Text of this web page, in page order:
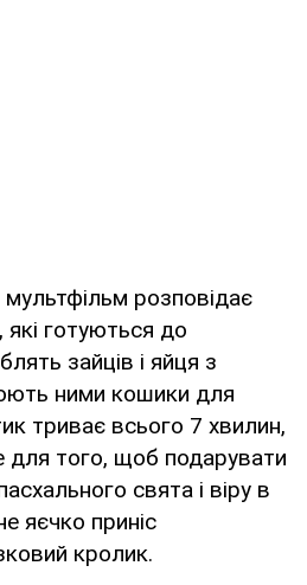
розповідає
готуються до
зайців і яйця з
ними кошики для
триває всього 7 хвилин,
для того, щоб подарувати
свята і віру в
яєчко приніс
кролик.